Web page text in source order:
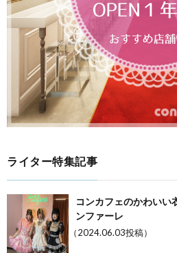
ライター特集記事
コンカフェのかわい
ンファーレ
（2024.06.03投稿）